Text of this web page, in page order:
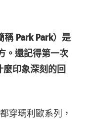
稱 Park Park）是
。還記得第一次
印象深刻的回
穿瑪利歐系列，